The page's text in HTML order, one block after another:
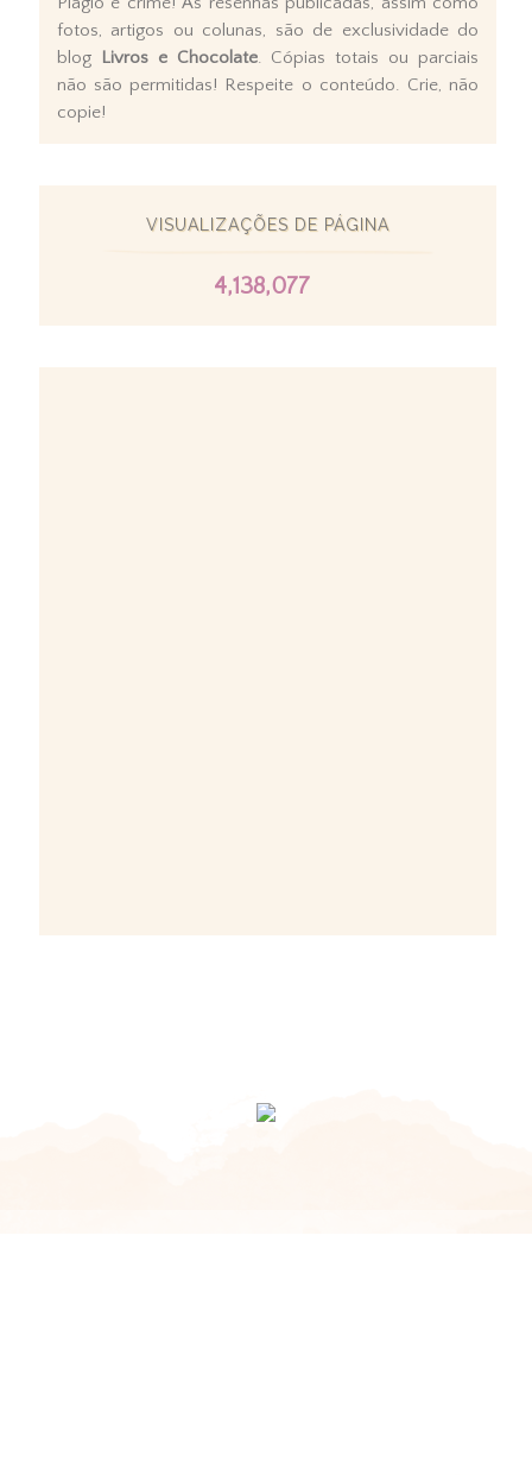
fotos, artigos ou colunas, são de exclusividade do
blog Livros e Chocolate. Cópias totais ou parciais
não são permitidas! Respeite o conteúdo. Crie, não
copie!
VISUALIZAÇÕES DE PÁGINA
4,138,077